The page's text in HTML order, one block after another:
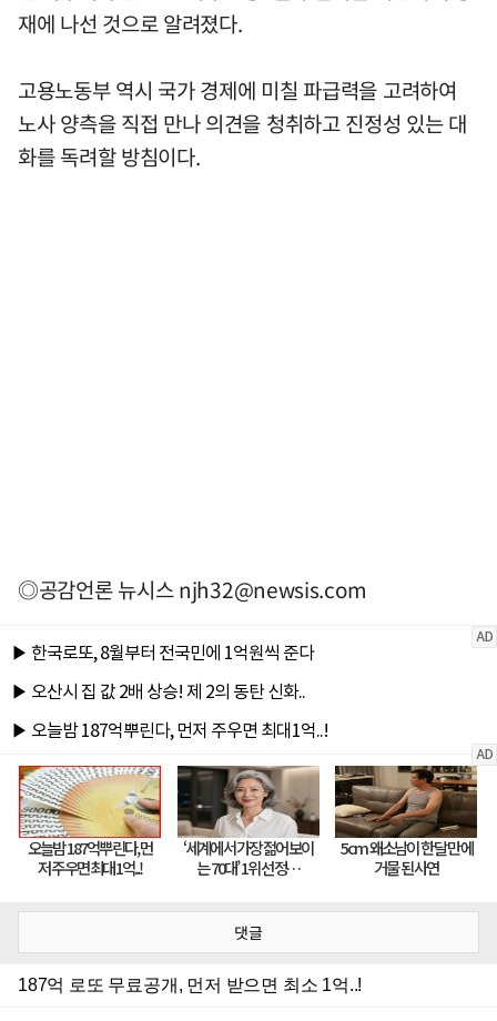
재에 나선 것으로 알려졌다.
고용노동부 역시 국가 경제에 미칠 파급력을 고려하여
노사 양측을 직접 만나 의견을 청취하고 진정성 있는 대
화를 독려할 방침이다.
◎공감언론 뉴시스njh32@newsis.com
댓글